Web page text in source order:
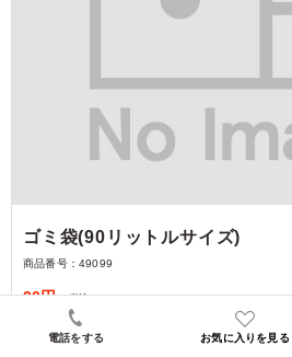
ゴミ袋(90リットルサイズ)
商品番号： 49099
20円（税込）
詳細を見る
電話をする お気に入りを見る